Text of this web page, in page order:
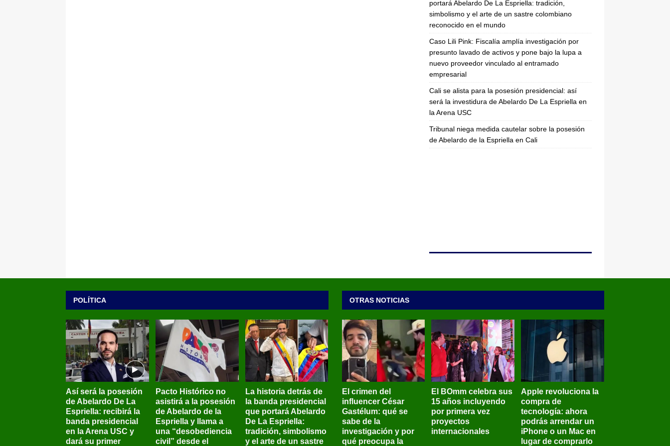
portará Abelardo De La Espriella: tradición,
simbolismo y el arte de un sastre colombiano
reconocido en el mundo
Caso Lili Pink: Fiscalía amplía investigación por
presunto lavado de activos y pone bajo la lupa a
nuevo proveedor vinculado al entramado
empresarial
Cali se alista para la posesión presidencial: así
será la investidura de Abelardo De La Espriella en
la Arena USC
Tribunal niega medida cautelar sobre la posesión
de Abelardo de la Espriella en Cali
POLÍTICA
Así será la posesión
de Abelardo De La
Espriella: recibirá la
banda presidencial
en la Arena USC y
dará su primer
Pacto Histórico no
asistirá a la posesión
de Abelardo de la
Espriella y llama a
una “desobediencia
civil” desde el
La historia detrás de
la banda presidencial
que portará Abelardo
De La Espriella:
tradición, simbolismo
y el arte de un sastre
OTRAS NOTICIAS
El crimen del
influencer César
Gastélum: qué se
sabe de la
investigación y por
qué preocupa la
El BOmm celebra sus
15 años incluyendo
por primera vez
proyectos
internacionales
Apple revoluciona la
compra de
tecnología: ahora
podrás arrendar un
iPhone o un Mac en
lugar de comprarlo